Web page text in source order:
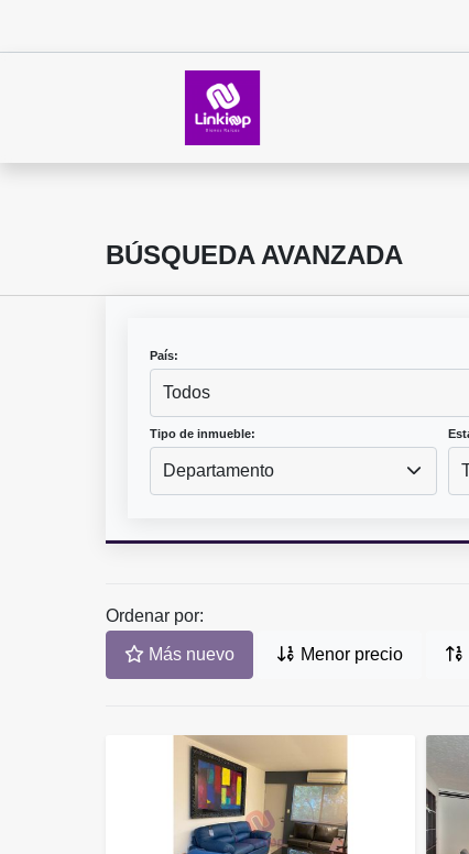
BÚSQUEDA AVANZADA
País:
Todos
Tipo de inmueble:
Departamento
Ordenar por:
Más nuevo Menor precio